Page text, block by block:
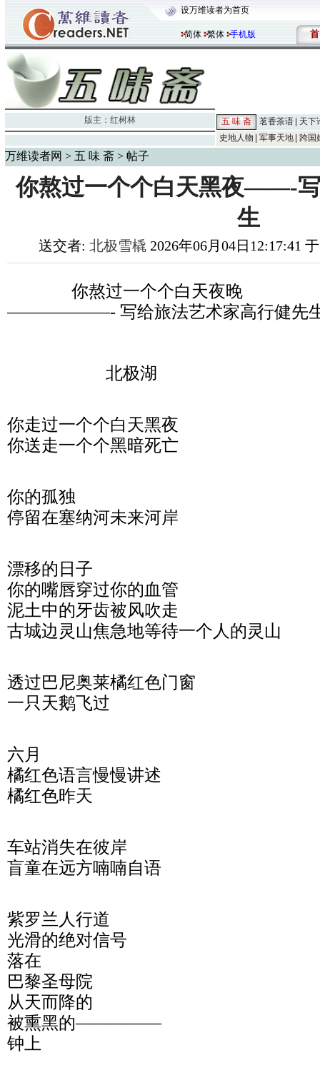
设万维读者为首页
简体 繁体 手机版 首
版主： 红树林 五 味 斋 茗香茶语
天下
史地人物
军事天地 跨国
万维读者网 > 五 味 斋 > 帖子
你熬过一个个白天黑夜——-
生
送交者: 北极雪橇 2026年06月04日12:17:41
你熬过一个个白天夜晚
——————- 写给旅法艺术家高行健先
北极湖
你走过一个个白天黑夜
你送走一个个黑暗死亡
你的孤独
停留在塞纳河未来河岸
漂移的日子
你的嘴唇穿过你的血管
泥土中的牙齿被风吹走
古城边灵山焦急地等待一个人的灵山
透过巴尼奥莱橘红色门窗
一只天鹅飞过
六月
橘红色语言慢慢讲述
橘红色昨天
车站消失在彼岸
盲童在远方喃喃自语
紫罗兰人行道
光滑的绝对信号
落在
巴黎圣母院
从天而降的
被熏黑的—————
钟上